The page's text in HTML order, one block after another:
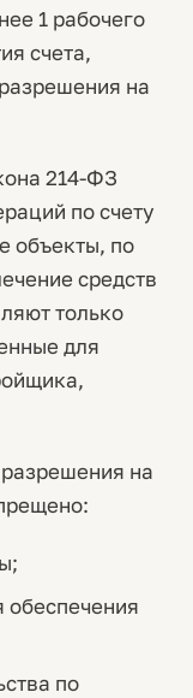
1 рабочего
счета,
на
214-ФЗ
по счету
объекты, по
средств
только
для
на
обеспечения
по